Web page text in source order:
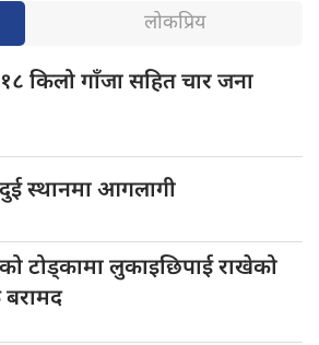
लोकप्रिय
किलो गाँजा सहित चार जना
स्थानमा आगलागी
टोड्कामा लुकाइछिपाई राखेको